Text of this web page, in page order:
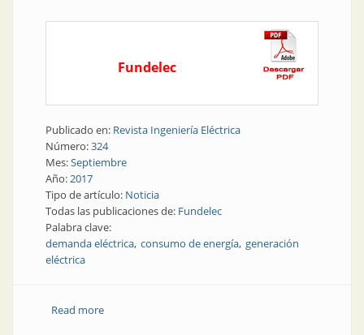
Fundelec
Publicado en: Revista Ingeniería Eléctrica
Número:324
Mes:Septiembre
Año:2017
Tipo de artículo: Noticia
Todas las publicaciones de: Fundelec
Palabra clave:
demanda eléctrica consumo de energía generación
eléctrica
Read moreabout Consumo eléctrico | En julio también